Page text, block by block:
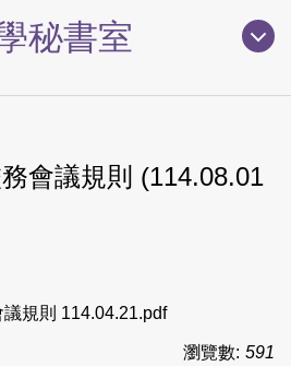
秘書室
會議規則 (114.08.01
規則 114.04.21.pdf
瀏覽數: 591